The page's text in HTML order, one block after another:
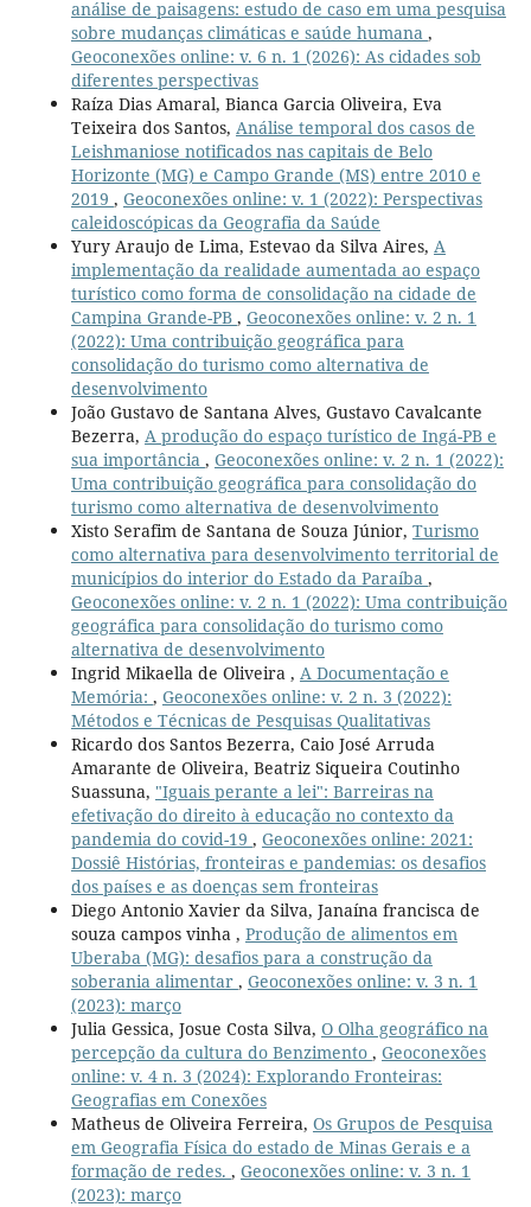
análise de paisagens: estudo de caso em uma pesquisa
sobre mudanças climáticas e saúde humana ,
Geoconexões online: v. 6 n. 1 (2026): As cidades sob
diferentes perspectivas
Raíza Dias Amaral, Bianca Garcia Oliveira, Eva
Teixeira dos Santos, Análise temporal dos casos de
Leishmaniose notificados nas capitais de Belo
Horizonte (MG) e Campo Grande (MS) entre 2010 e
2019 , Geoconexões online: v. 1 (2022): Perspectivas
caleidoscópicas da Geografia da Saúde
Yury Araujo de Lima, Estevao da Silva Aires, A
implementação da realidade aumentada ao espaço
turístico como forma de consolidação na cidade de
Campina Grande-PB , Geoconexões online: v. 2 n. 1
(2022): Uma contribuição geográfica para
consolidação do turismo como alternativa de
desenvolvimento
João Gustavo de Santana Alves, Gustavo Cavalcante
Bezerra, A produção do espaço turístico de Ingá-PB e
sua importância , Geoconexões online: v. 2 n. 1 (2022):
Uma contribuição geográfica para consolidação do
turismo como alternativa de desenvolvimento
Xisto Serafim de Santana de Souza Júnior, Turismo
como alternativa para desenvolvimento territorial de
municípios do interior do Estado da Paraíba ,
Geoconexões online: v. 2 n. 1 (2022): Uma contribuição
geográfica para consolidação do turismo como
alternativa de desenvolvimento
Ingrid Mikaella de Oliveira , A Documentação e
Memória: , Geoconexões online: v. 2 n. 3 (2022):
Métodos e Técnicas de Pesquisas Qualitativas
Ricardo dos Santos Bezerra, Caio José Arruda
Amarante de Oliveira, Beatriz Siqueira Coutinho
Suassuna, "Iguais perante a lei": Barreiras na
efetivação do direito à educação no contexto da
pandemia do covid-19 , Geoconexões online: 2021:
Dossiê Histórias, fronteiras e pandemias: os desafios
dos países e as doenças sem fronteiras
Diego Antonio Xavier da Silva, Janaína francisca de
souza campos vinha , Produção de alimentos em
Uberaba (MG): desafios para a construção da
soberania alimentar , Geoconexões online: v. 3 n. 1
(2023): março
Julia Gessica, Josue Costa Silva, O Olha geográfico na
percepção da cultura do Benzimento , Geoconexões
online: v. 4 n. 3 (2024): Explorando Fronteiras:
Geografias em Conexões
Matheus de Oliveira Ferreira, Os Grupos de Pesquisa
em Geografia Física do estado de Minas Gerais e a
formação de redes. , Geoconexões online: v. 3 n. 1
(2023): março